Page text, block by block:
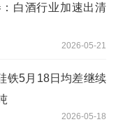
白酒行业加速出清
2026-05-21
铁5月18日均差继续
2026-05-18